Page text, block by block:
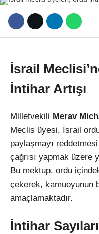
İsrail
İntihar Artışı
Milletvekili Merav
Meclis üyesi, İsrail
paylaşmayı
çağrısı yapmak üzere
Bu mektup, ordu
çekerek, kamuoyunun
amaçlamaktadır.
İntihar